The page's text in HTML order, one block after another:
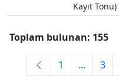
Kayıt
Toplam bulunan: 155
1 ... 3